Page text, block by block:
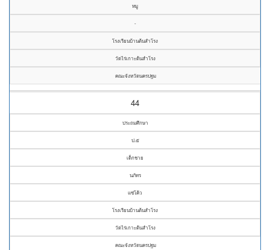
หมู
-
โรงเรียนบ้านต้นสำโรง
วัดไร่เกาะต้นสำโรง
คณะจังหวัดนครปฐม
44
ประถมศึกษา
ป.๕
เด็กชาย
นภัทร
แซ่โค้ว
โรงเรียนบ้านต้นสำโรง
วัดไร่เกาะต้นสำโรง
คณะจังหวัดนครปฐม